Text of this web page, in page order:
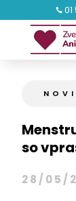

so
28/05/